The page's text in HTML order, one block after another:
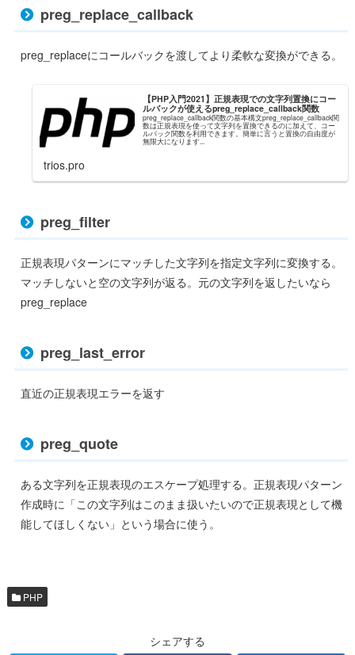
preg_replace_callback
preg_replaceにコールバックを渡してより柔軟な変換ができる。
【PHP入門2021】正規表現での文字列置換にコー
ルバックが使えるpreg_replace_callback関数
preg_replace_callback関数の基本構文preg_replace_callback関
数は正規表現を使って文字列を置換できるのに加えて、コー
ルバック関数を利用できます。簡単に言うと置換の自由度が
無限大になります...
trios.pro
preg_filter
正規表現パターンにマッチした文字列を指定文字列に変換する。
マッチしないと空の文字列が返る。元の文字列を返したいなら
preg_replace
preg_last_error
直近の正規表現エラーを返す
preg_quote
ある文字列を正規表現のエスケープ処理する。正規表現パターン
作成時に「この文字列はこのまま扱いたいので正規表現として機
能してほしくない」という場合に使う。
PHP
シェアする